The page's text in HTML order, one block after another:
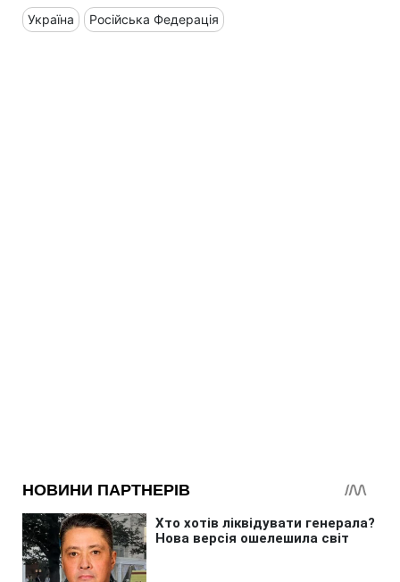
Україна Російська Федерація